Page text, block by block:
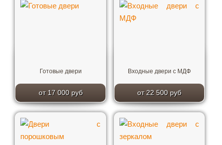
Готовые двери
от 17 000 руб
Входные двери с МДФ
от 22 500 руб